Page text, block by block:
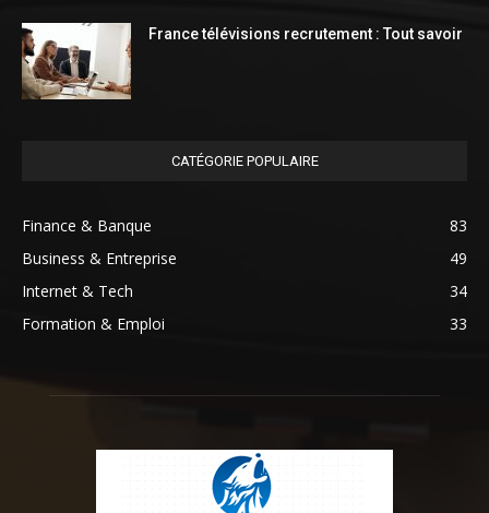
France télévisions recrutement : Tout savoir
CATÉGORIE POPULAIRE
Finance & Banque
83
Business & Entreprise
49
Internet & Tech
34
Formation & Emploi
33